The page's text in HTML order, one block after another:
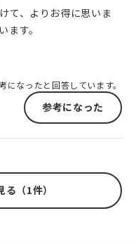
て、よりお得に思いま
す。
になったと回答しています。
参考になった
（1件）